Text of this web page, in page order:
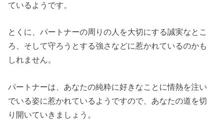
ているようです。
とくに、パートナーの周りの人を大切にする誠実なとこ
ろ、そして守ろうとする強さなどに惹かれているのかも
しれません。
パートナーは、あなたの純粋に好きなことに情熱を注い
でいる姿に惹かれているようですので、あなたの道を切
り開いていきましょう。